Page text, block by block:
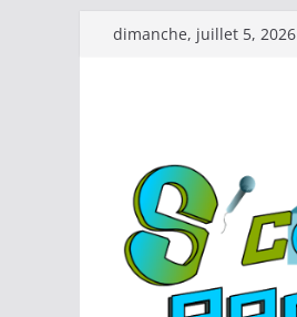
Passerdimanche, juillet 5, 2026